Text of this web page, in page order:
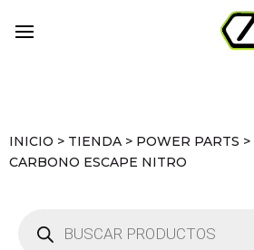
INICIO > TIENDA > POWER PARTS >
CARBONO ESCAPE NITRO
productos